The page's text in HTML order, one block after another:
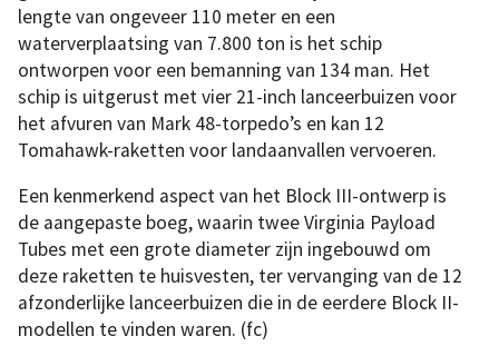
lengte van ongeveer 110 meter en een
waterverplaatsing van 7.800 ton is het schip
ontworpen voor een bemanning van 134 man. Het
schip is uitgerust met vier 21-inch lanceerbuizen voor
het afvuren van Mark 48-torpedo’s en kan 12
Tomahawk-raketten voor landaanvallen vervoeren.
Een kenmerkend aspect van het Block III-ontwerp is
de aangepaste boeg, waarin twee Virginia Payload
Tubes met een grote diameter zijn ingebouwd om
deze raketten te huisvesten, ter vervanging van de 12
afzonderlijke lanceerbuizen die in de eerdere Block II-
modellen te vinden waren. (fc)